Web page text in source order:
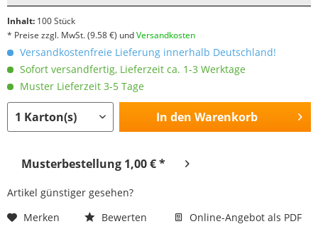
Inhalt: 100 Stück
* Preise zzgl. MwSt.(9.58 €) undVersandkosten
Versandkostenfreie Lieferung innerhalb Deutschland!
Sofort versandfertig, Lieferzeit ca. 1-3 Werktage
Muster Lieferzeit 3-5 Tage
In den Warenkorb
Musterbestellung 1,00 € *
Artikel günstiger gesehen?
Merken
Bewerten Online-Angebot als PDF